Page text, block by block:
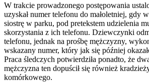
W trakcie prowadzonego postępowania
uzyskał numer telefonu do małoletniej, gdy
siostrę w parku, pod pretekstem udzielenia
skorzystania z ich telefonu. Dziewczynki
telefonu, jednak na prośbę mężczyzny,
wskazany numer, który jak się później
Praca śledczych potwierdziła ponadto, że
mężczyzna ten dopuścił się również
komórkowego.